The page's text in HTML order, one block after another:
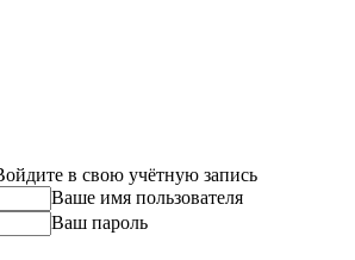
в свою учётную запись
Ваше имя пользователя
Ваш пароль